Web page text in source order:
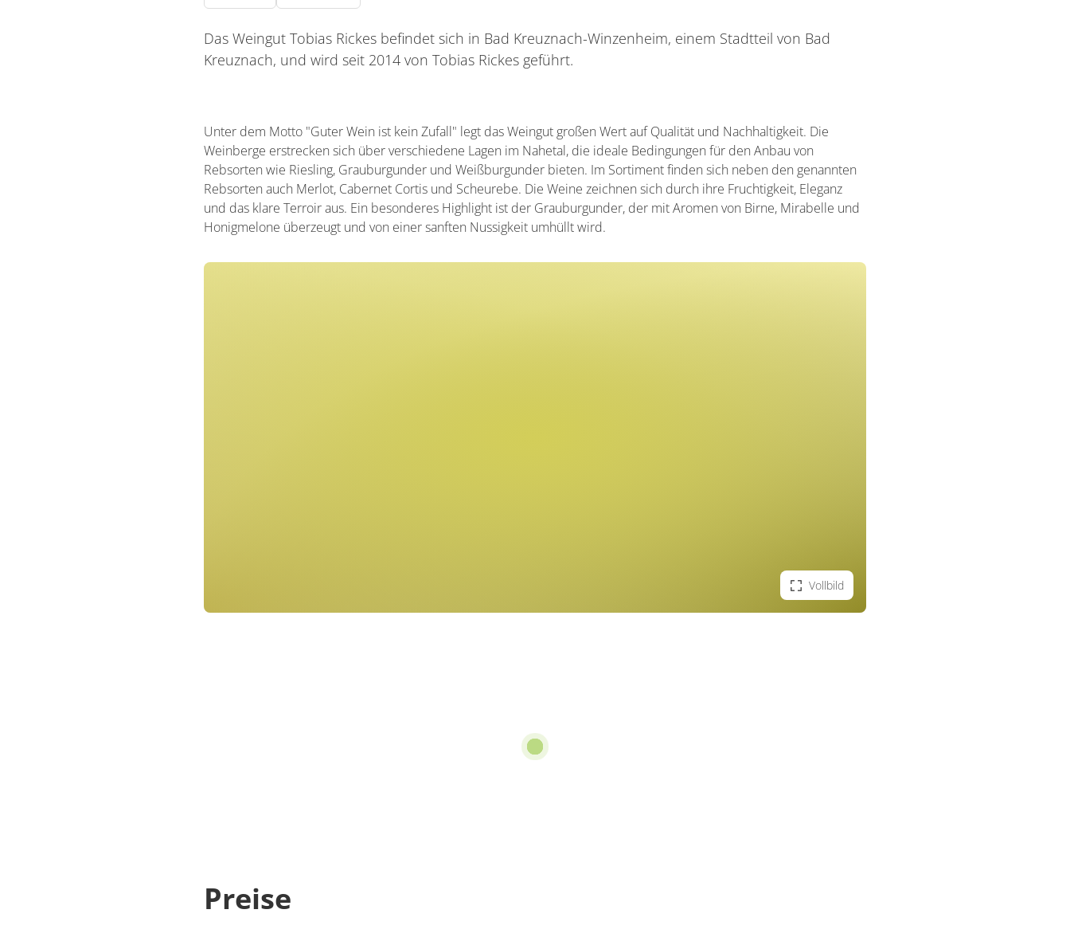
Das Weingut Tobias Rickes befindet sich in Bad Kreuznach-Winzenheim, einem Stadtteil von Bad
Kreuznach, und wird seit 2014 von Tobias Rickes geführt.
Unter dem Motto "Guter Wein ist kein Zufall" legt das Weingut großen Wert auf Qualität und Nachhaltigkeit. Die
Weinberge erstrecken sich über verschiedene Lagen im Nahetal, die ideale Bedingungen für den Anbau von
Rebsorten wie Riesling, Grauburgunder und Weißburgunder bieten. Im Sortiment finden sich neben den genannten
Rebsorten auch Merlot, Cabernet Cortis und Scheurebe. Die Weine zeichnen sich durch ihre Fruchtigkeit, Eleganz
und das klare Terroir aus. Ein besonderes Highlight ist der Grauburgunder, der mit Aromen von Birne, Mirabelle und
Honigmelone überzeugt und von einer sanften Nussigkeit umhüllt wird.
Vollbild
Preise